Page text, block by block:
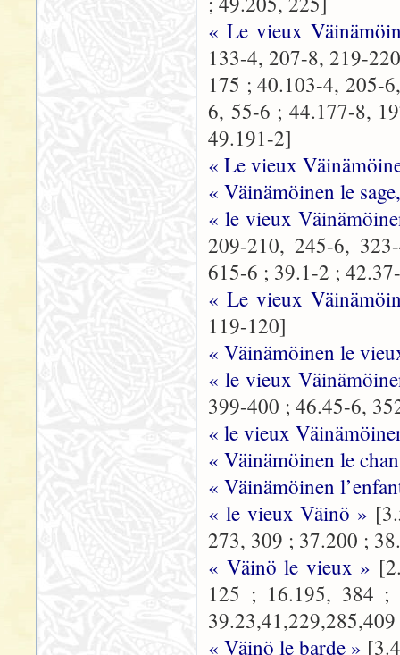
« Le vieux
133-4, 207-8, 219-
175 ; 40.103-4, 205-
6, 55-6 ; 44.177-8,
49.191-2]
« Le vieux
« Väinämöinen le
« le vieux
209-210, 245-6,
615-6 ; 39.1-2 ;
« Le vieux
119-120]
« Väinämöinen le
« le vieux
399-400 ; 46.45-6,
« le vieux
« Väinämöinen le
« Väinämöinen
« le vieux Väinö »
273, 309 ; 37.200 ;
« Väinö le vieux »
125 ; 16.195, 384
« Väinö le barde »